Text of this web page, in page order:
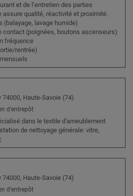
et de l’entretien des parties
qualité, réactivité et proximité.
(balayage, lavage humide)
contact (poignées, boutons ascenseurs)
fréquence
rentrée)
Haute-Savoie (74)
d’entrepôt
dans le textile d'ameublement
de nettoyage générale: vitre,
Haute-Savoie (74)
d’entrepôt